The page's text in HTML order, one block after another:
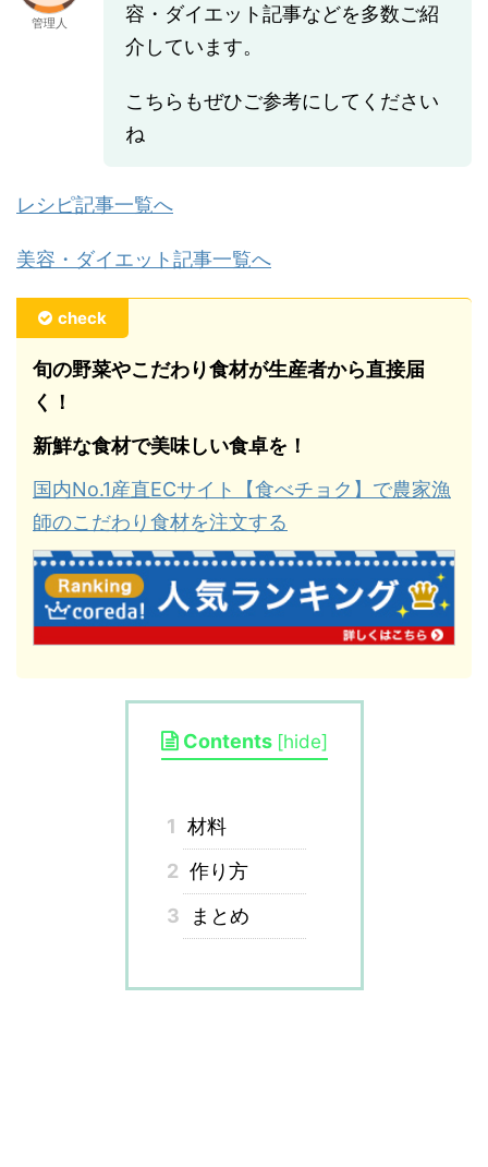
管理人
容・ダイエット記事などを多数ご紹
介しています。
こちらもぜひご参考にしてください
ね
レシピ記事一覧へ
美容・ダイエット記事一覧へ
check
旬の野菜やこだわり食材が生産者から直接届
く！
新鮮な食材で美味しい食卓を！
国内No.1産直ECサイト【食べチョク】で農家漁
師のこだわり食材を注文する
Contents [hide]
1 材料
2 作り方
3
まとめ